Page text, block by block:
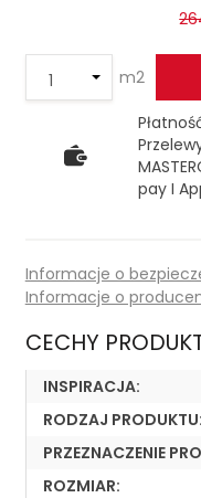
m2
pay I
Informacje o
Informacje o
CECHY
INSPIRACJA:
RODZAJ PRODUKTU:
PRZEZNACZENIE
ROZMIAR: